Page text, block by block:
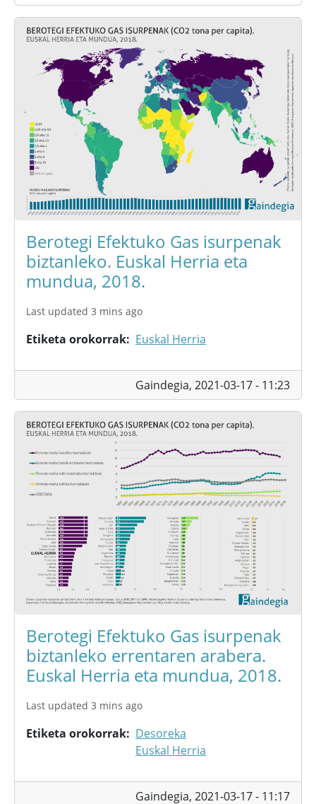
Berotegi Efektuko Gas isurpenak
biztanleko. Euskal Herria eta
mundua, 2018.
Last updated 3 mins ago
Etiketa orokorrak Euskal Herria
Gaindegia, 2021-03-17 - 11:23
Berotegi Efektuko Gas isurpenak
biztanleko errentaren arabera.
Euskal Herria eta mundua, 2018.
Last updated 3 mins ago
Etiketa orokorrak
Desoreka
Euskal Herria
Gaindegia, 2021-03-17 - 11:17